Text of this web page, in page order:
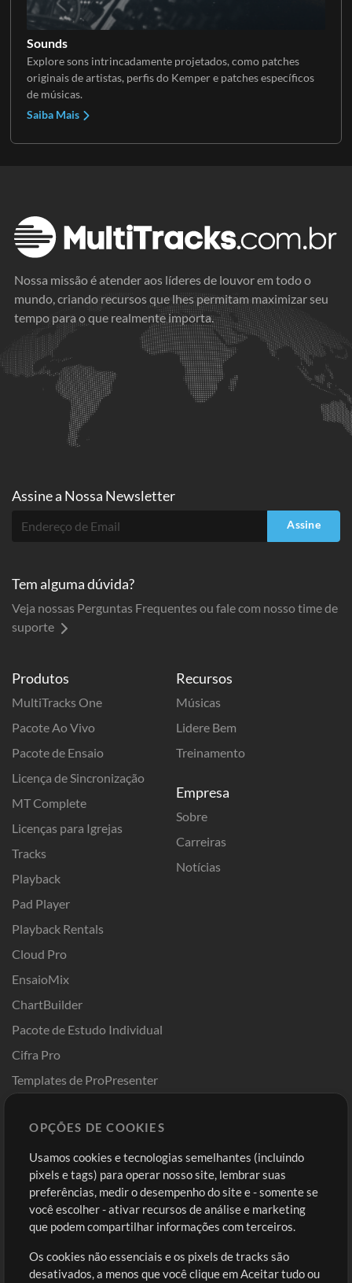
Sounds
Explore sons intrincadamente projetados, como patches
originais de artistas, perfis do Kemper e patches específicos
de músicas.
Saiba Mais
Nossa missão é atender aos líderes de louvor em todo o
mundo, criando recursos que lhes permitam maximizar seu
tempo para o que realmente importa.
Produtos
MultiTracks One
Pacote Ao Vivo
Pacote de Ensaio
Licença de Sincronização
MT Complete
Licenças para Igrejas
Tracks
Playback
Pad Player
Playback Rentals
Cloud Pro
EnsaioMix
ChartBuilder
Pacote de Estudo Individual
Cifra Pro
Templates de ProPresenter
Recursos
Músicas
Lidere Bem
Treinamento
Empresa
Sobre
Carreiras
Notícias
Comprar Créditos
Conteúdo Grátis
Solicite uma Música
Extras
Entre
Cadastre-se
Ir ao carrinho
Assine a Nossa Newsletter
Assine
Tem alguma dúvida?
Veja nossas Perguntas Frequentes ou fale com nosso time de
suporte
OPÇÕES DE COOKIES
Usamos cookies e tecnologias semelhantes (incluindo
pixels e tags) para operar nosso site, lembrar suas
preferências, medir o desempenho do site e - somente se
você escolher - ativar recursos de análise e marketing
que podem compartilhar informações com terceiros.
Os cookies não essenciais e os pixels de tracks são
desativados, a menos que você clique em Aceitar tudo ou